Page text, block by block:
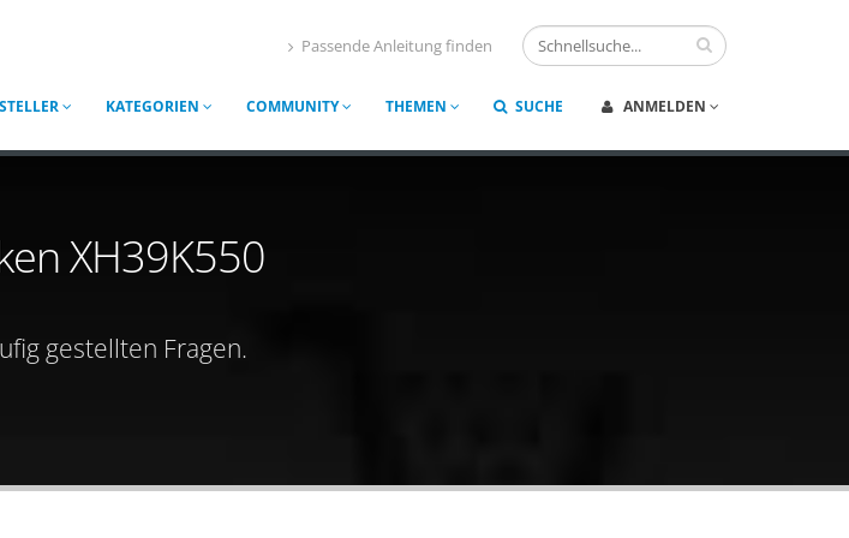
Passende Anleitung finden
KATEGORIEN COMMUNITY THEMEN SUCHE ANMELDEN
XH39K550
gestellten Fragen.